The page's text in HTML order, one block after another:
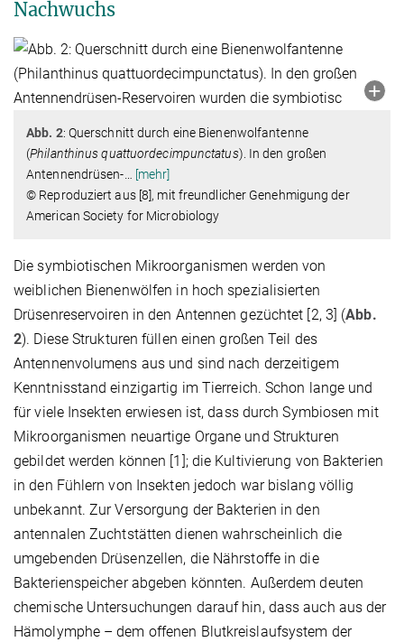
Nachwuchs
Abb. 2: Querschnitt durch eine Bienenwolfantenne
(Philanthinus quattuordecimpunctatus). In den großen
Antennendrüsen-… [mehr]
© Reproduziert aus [8], mit freundlicher Genehmigung der
American Society for Microbiology
Die symbiotischen Mikroorganismen werden von
weiblichen Bienenwölfen in hoch spezialisierten
Drüsenreservoiren in den Antennen gezüchtet [2, 3] (Abb.
2). Diese Strukturen füllen einen großen Teil des
Antennenvolumens aus und sind nach derzeitigem
Kenntnisstand einzigartig im Tierreich. Schon lange und
für viele Insekten erwiesen ist, dass durch Symbiosen mit
Mikroorganismen neuartige Organe und Strukturen
gebildet werden können [1]; die Kultivierung von Bakterien
in den Fühlern von Insekten jedoch war bislang völlig
unbekannt. Zur Versorgung der Bakterien in den
antennalen Zuchtstätten dienen wahrscheinlich die
umgebenden Drüsenzellen, die Nährstoffe in die
Bakterienspeicher abgeben könnten. Außerdem deuten
chemische Untersuchungen darauf hin, dass auch aus der
Hämolymphe – dem offenen Blutkreislaufsystem der